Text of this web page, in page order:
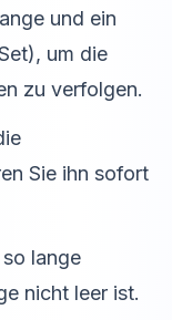
und ein
um die
zu verfolgen.
Sie ihn sofort
lange
nicht leer ist.